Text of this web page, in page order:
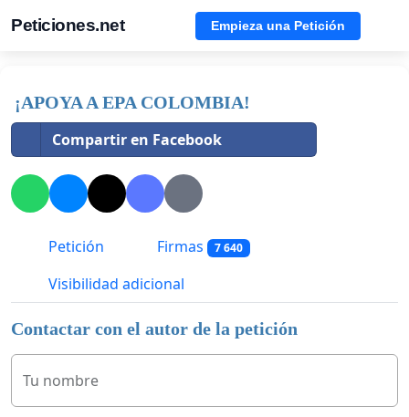
Peticiones.net Empieza una Petición
¡APOYA A EPA COLOMBIA!
Compartir en Facebook
Petición Firmas 7 640
Visibilidad adicional
Contactar con el autor de la petición
Tu nombre